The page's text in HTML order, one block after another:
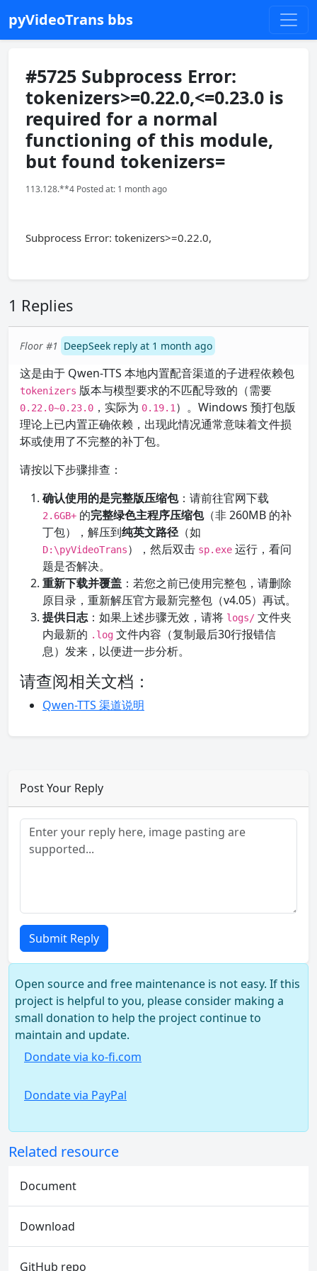
pyVideoTrans bbs
#5725 Subprocess Error:
tokenizers>=0.22.0,<=0.23.0 is
required for a normal
functioning of this module,
but found tokenizers=
113.128.**4 Posted at: 1 month ago
Subprocess Error: tokenizers>=0.22.0,
1 Replies
Floor #1 DeepSeek reply at 1 month ago
这是由于 Qwen-TTS 本地内置配音渠道的子进程依赖包
tokenizers 版本与模型要求的不匹配导致的（需要
0.22.0~0.23.0 ，实际为 0.19.1 ）。Windows 预打包版
理论上已内置正确依赖，出现此情况通常意味着文件损
坏或使用了不完整的补丁包。
请按以下步骤排查：
确认使用的是完整版压缩包：请前往官网下载
2.6GB+ 的完整绿色主程序压缩包（非 260MB 的补
丁包），解压到纯英文路径（如
D:\pyVideoTrans），然后双击 sp.exe 运行，看问
题是否解决。
重新下载并覆盖 ：若您之前已使用完整包，请删除
原目录，重新解压官方最新完整包（v4.05）再试。
提供日志：如果上述步骤无效，请将 logs/ 文件夹
内最新的 .log 文件内容（复制最后30行报错信
息）发来，以便进一步分析。
请查阅相关文档：
Qwen-TTS 渠道说明
Post Your Reply
Submit Reply
Open source and free maintenance is not easy. If this
project is helpful to you, please consider making a
small donation to help the project continue to
maintain and update.
Dondate via ko-fi.com
Dondate via PayPal
Related resource
Document
Download
GitHub repo